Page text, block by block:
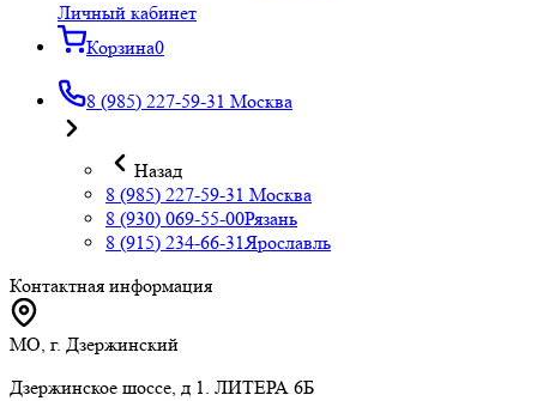
Личный кабинет
Корзина0
8 (985) 227-59-31 Москва
Назад
8 (985) 227-59-31 Москва
8 (930) 069-55-00Рязань
8 (915) 234-66-31Ярославль
Контактная информация
МО, г. Дзержинский
Дзержинское шоссе, д 1. ЛИТЕРА 6Б